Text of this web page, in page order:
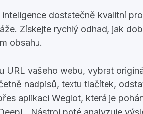
dostatečně kvalitní
Získejte rychlý odhad, jak
obsahu.
URL vašeho webu, vybrat
nadpisů, textu tlačítek,
aplikaci Weglot, která je
Nástroj poté analyzuje